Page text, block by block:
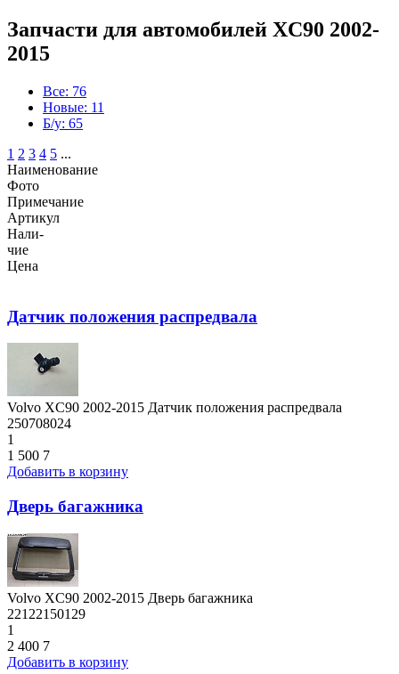
Запчасти для автомобилей XC90 2002-
2015
Все: 76
Новые: 11
Б/у: 65
1 2 3 4 5 ...
Наименование
Фото
Примечание
Артикул
Нали-
чие
Цена
Датчик положения распредвала
Volvo XC90 2002-2015 Датчик положения распредвала
250708024
1
1 500 7
Добавить в корзину
Дверь багажника
Volvo XC90 2002-2015 Дверь багажника
22122150129
1
2 400 7
Добавить в корзину